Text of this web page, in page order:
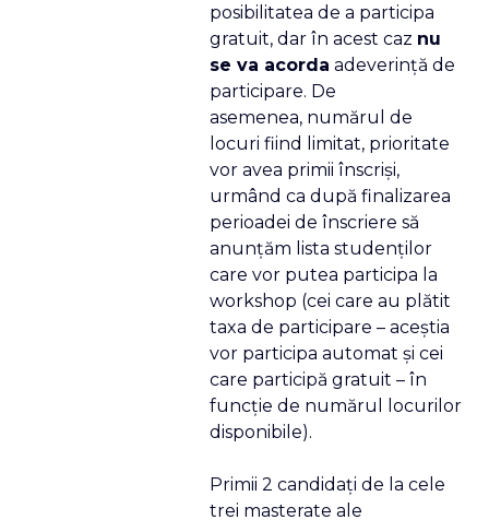
posibilitatea de a participa
gratuit, dar în acest caz nu
se va acorda adeverinţă de
participare. De
asemenea, numărul de
locuri fiind limitat, prioritate
vor avea primii înscrişi,
urmând ca după finalizarea
perioadei de înscriere să
anunţăm lista studenţilor
care vor putea participa la
workshop (cei care au plătit
taxa de participare – aceştia
vor participa automat şi cei
care participă gratuit – în
funcţie de numărul locurilor
disponibile).
Primii 2 candidaţi de la cele
trei masterate ale